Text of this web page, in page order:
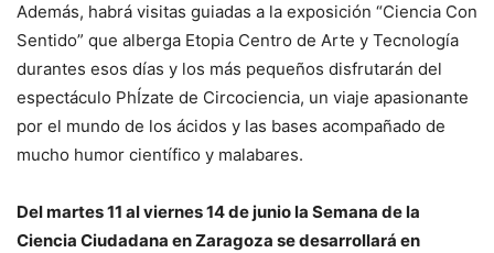
Además, habrá visitas guiadas a la exposición “Ciencia Con
Sentido” que alberga Etopia Centro de Arte y Tecnología
durantes esos días y los más pequeños disfrutarán del
espectáculo PhÍzate de Circociencia, un viaje apasionante
por el mundo de los ácidos y las bases acompañado de
mucho humor científico y malabares.
Del martes 11 al viernes 14 de junio la Semana de la
Ciencia Ciudadana en Zaragoza se desarrollará en